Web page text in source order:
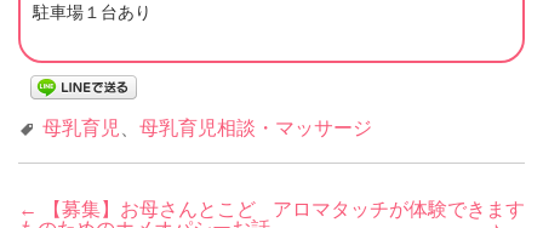
駐車場１台あり
母乳育児 母乳育児相談・マッサージ
投
←
【募集】お母さんとこど
アロマタッチが体験できます